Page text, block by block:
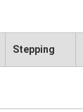
Stepping